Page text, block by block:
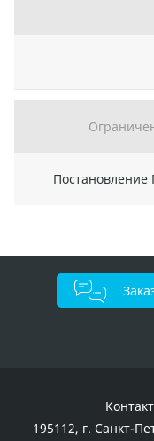
Постановление
195112, г. Санкт-